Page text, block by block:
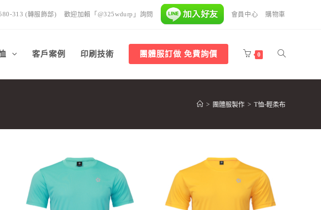
313 (轉服飾部) 歡迎加賴「@325wdurp」詢問 會員中心 購物車
客戶案例 印刷技術 團體服訂做 免費詢價 0
> 團體服製作 > T恤-輕柔布